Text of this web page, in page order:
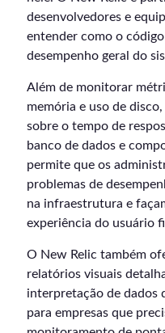
desenvolvedores e
entender como o
desempenho geral do
Além de monitorar
memória e uso de
sobre o tempo de
banco de dados e
permite que os
problemas de
na infraestrutura e
experiência do usuário
O New Relic também
relatórios visuais
interpretação de dados
para empresas que